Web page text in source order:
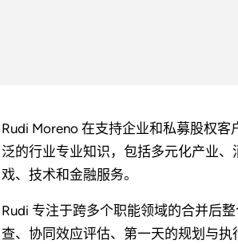
Rudi Moreno 在支持企业和私募股权
泛的行业专业知识，包括多元化产业
戏、技术和金融服务。
Rudi 专注于跨多个职能领域的合并后
查、协同效应评估、第一天的规划与